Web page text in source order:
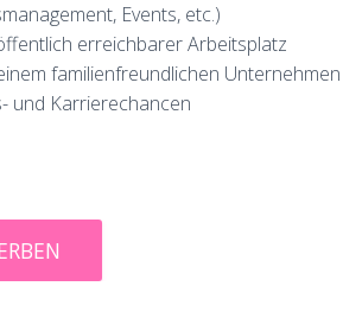
Events, etc.)
erreichbarer Arbeitsplatz
familienfreundlichen Unternehmen
und Karrierechancen